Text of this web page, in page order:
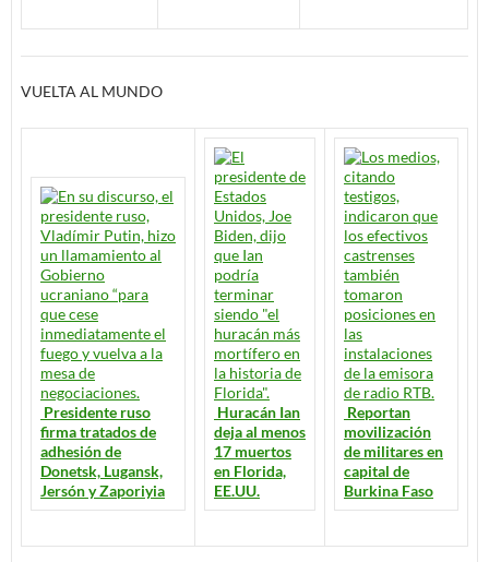
VUELTA AL MUNDO
Presidente ruso
firma tratados de
adhesión de
Donetsk, Lugansk,
Jersón y Zaporiyia
Huracán Ian
deja al menos
17 muertos
en Florida,
EE.UU.
Reportan
movilización
de militares en
capital de
Burkina Faso